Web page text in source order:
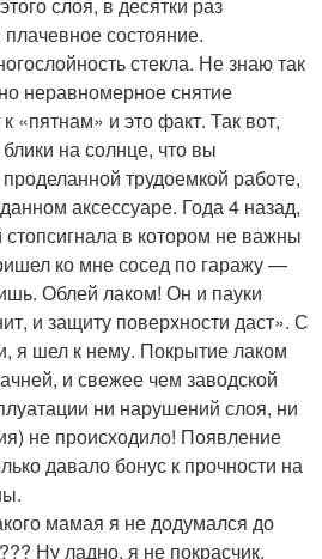
слоя, в десятки раз
состояние.
стекла. Не знаю так
неравномерное снятие
«пятнам» и это факт. Так вот,
на солнце, что вы
трудоемкой работе,
аксессуаре. Года 4 назад,
в котором не важны
ко мне сосед по гаражу —
Облей лаком! Он и пауки
и защиту поверхности даст». С
я шел к нему. Покрытие лаком
и свежее чем заводской
ни нарушений слоя, ни
не происходило! Появление
давало бонус к прочности на
мамая я не додумался до
Ну ладно, я не покрасчик,